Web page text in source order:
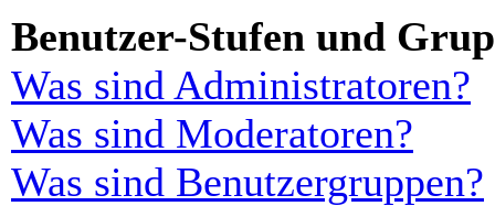
Benutzer-Stufen und
Was sind Administratoren?
Was sind Moderatoren?
Was sind Benutzergruppen?